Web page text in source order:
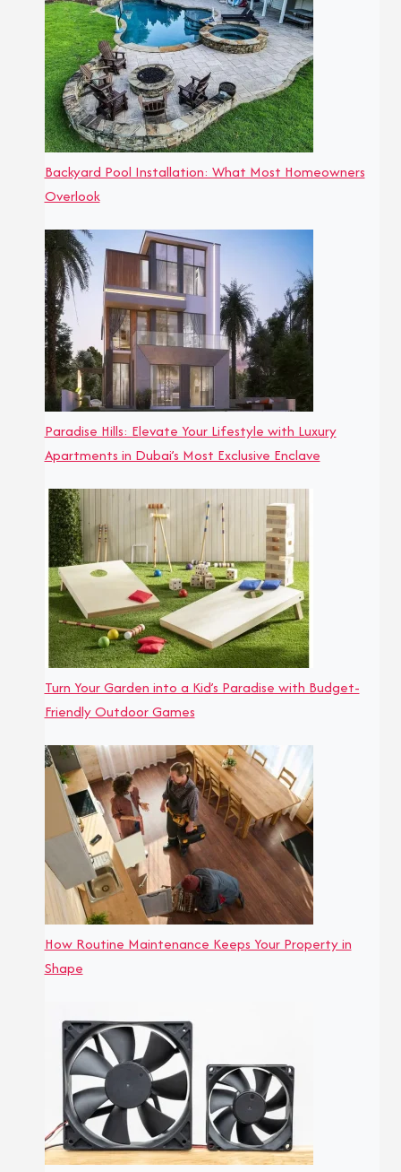
Backyard Pool Installation: What Most Homeowners
Overlook
Paradise Hills: Elevate Your Lifestyle with Luxury
Apartments in Dubai’s Most Exclusive Enclave
Turn Your Garden into a Kid’s Paradise with Budget-
Friendly Outdoor Games
How Routine Maintenance Keeps Your Property in
Shape